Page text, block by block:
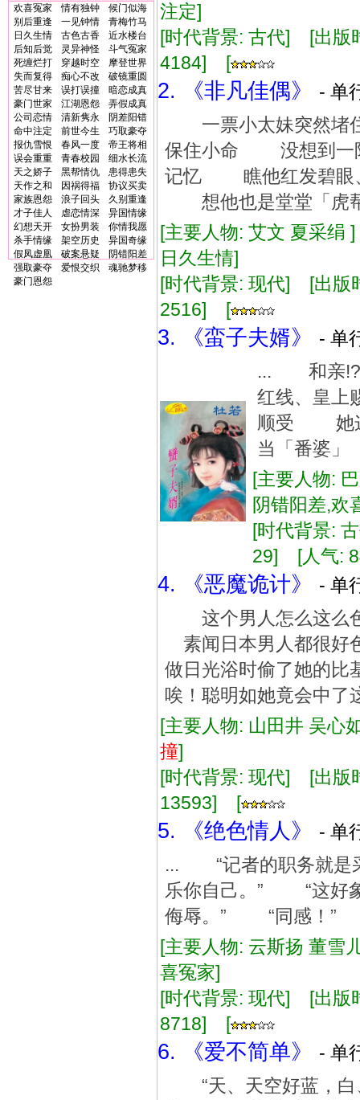
欢喜冤家 情有独钟
候门似海
别后重逢
一见钟情
青梅竹马
日久生情
古色古香
近水楼台
后知后觉
灵异神怪
斗气冤家
死缠烂打
穿越时空
摩登世界
失而复得
痴心不改
破镜重圆
苦尽甘来
误打误撞
暗恋成真
豪门世家
江湖恩怨
弄假成真
公司恋情
清新隽永
阴差阳错
命中注定
前世今生
巧取豪夺
报仇雪恨
春风一度
帝王将相
误会重重
青春校园
细水长流
天之娇子
黑帮情仇
患得患失
天作之和
因祸得福
协议买卖
家族恩怨
浪子回头
久别重逢
才子佳人
虐恋情深
异国情缘
幻想天开
女扮男装
你情我愿
杀手情缘
架空历史
异国奇缘
假凤虚凰
破案悬疑
阴错阳差
强取豪夺
爱恨交织
魂驰梦移
豪门恩怨
注定]
[时代背景: 古代] [出
4184] [
2. 《非凡佳偶》
- 单
一票小太妹突然堵
保住小命 没想到一
记忆 瞧他红发碧眼
想他也是堂堂「虎
[主要人物: 艾文 夏采
日久生情]
[时代背景: 现代] [出
2516] [
3. 《蛮子夫婿》
- 单
... 和亲!?
红线、皇
顺受 她这
当「番婆
[主要人物:
阴错阳差,
[时代背景:
29] [人气:
4. 《恶魔诡计》
- 单
这个男人怎么这么
素闻日本男人都很
做日光浴时偷了她
唉！聪明如她竟会中
[主要人物: 山田井 吴
撞]
[时代背景: 现代] [出
13593] [
5. 《绝色情人》
- 单
... “记者的职务就是
乐你自己。” “这好
侮辱。” “同感！”
[主要人物: 云斯扬 董
喜冤家]
[时代背景: 现代] [出
8718] [
6. 《爱不简单》
- 单
“天、天空好蓝，